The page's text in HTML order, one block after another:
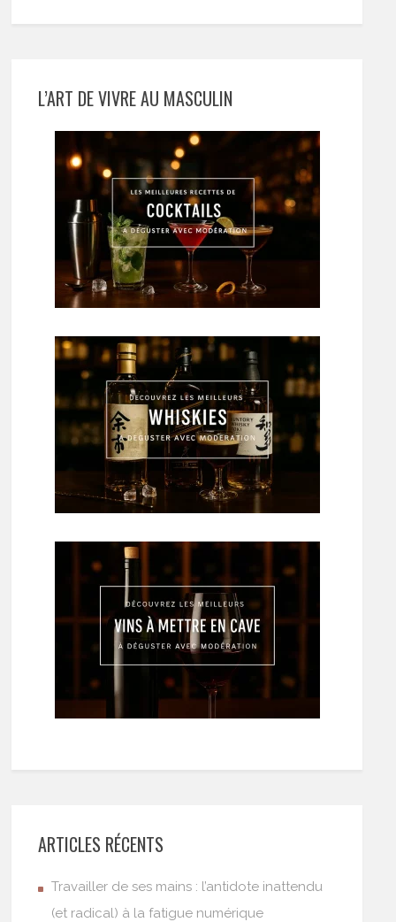
L’ART DE VIVRE AU MASCULIN
ARTICLES RÉCENTS
Travailler de ses mains : l’antidote inattendu
(et radical) à la fatigue numérique